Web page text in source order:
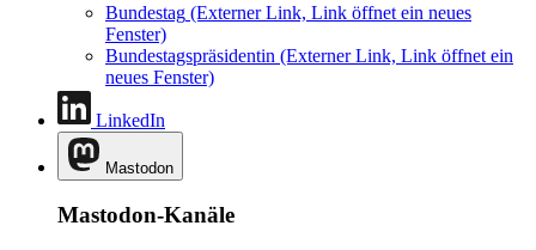
Bundestag (Externer Link, Link öffnet ein neues
Fenster)
Bundestagspräsidentin (Externer Link, Link öffnet ein
neues Fenster)
LinkedIn
Mastodon
Mastodon-Kanäle